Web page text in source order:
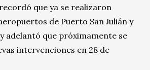
que ya se realizaron
de Puerto San Julián y
adelantó que próximamente se
intervenciones en 28 de